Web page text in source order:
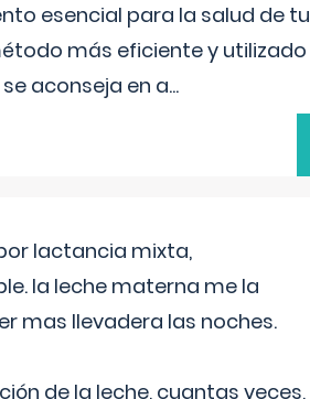
esencial para la salud de tu
más eficiente y utilizado
aconseja en a...
lactancia mixta,
la leche materna me la
mas llevadera las noches.
de la leche, cuantas veces,